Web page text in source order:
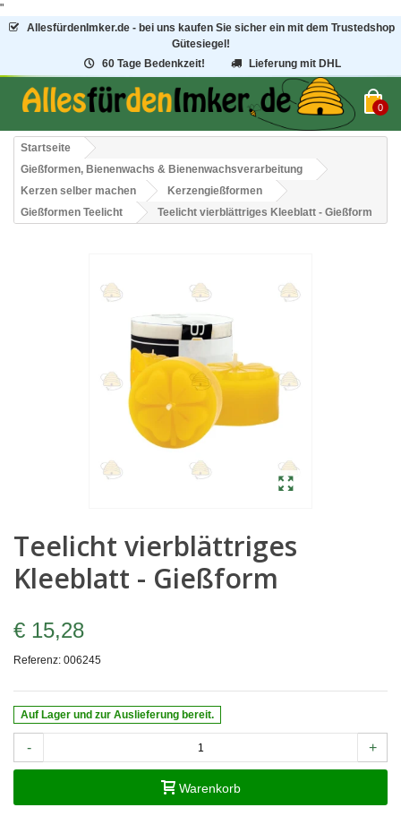
"
AllesfürdenImker.de - bei uns kaufen Sie sicher ein mit dem Trustedshop
Gütesiegel!
60 Tage Bedenkzeit!
Lieferung mit DHL
0
Startseite
Gießformen, Bienenwachs & Bienenwachsverarbeitung
Kerzen selber machen
Kerzengießformen
Gießformen Teelicht
Teelicht vierblättriges Kleeblatt - Gießform
Teelicht vierblättriges
Kleeblatt - Gießform
€ 15,28
Referenz: 006245
Auf Lager und zur Auslieferung bereit.
- +
Warenkorb